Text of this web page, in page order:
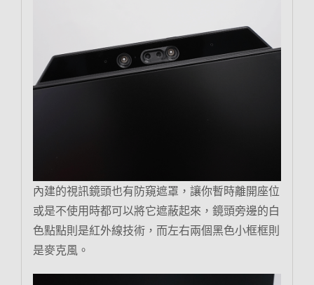
內建的視訊鏡頭也有防窺遮罩，讓你暫時離開座位
或是不使用時都可以將它遮蔽起來，鏡頭旁邊的白
色點點則是紅外線技術，而左右兩個黑色小框框則
是麥克風。